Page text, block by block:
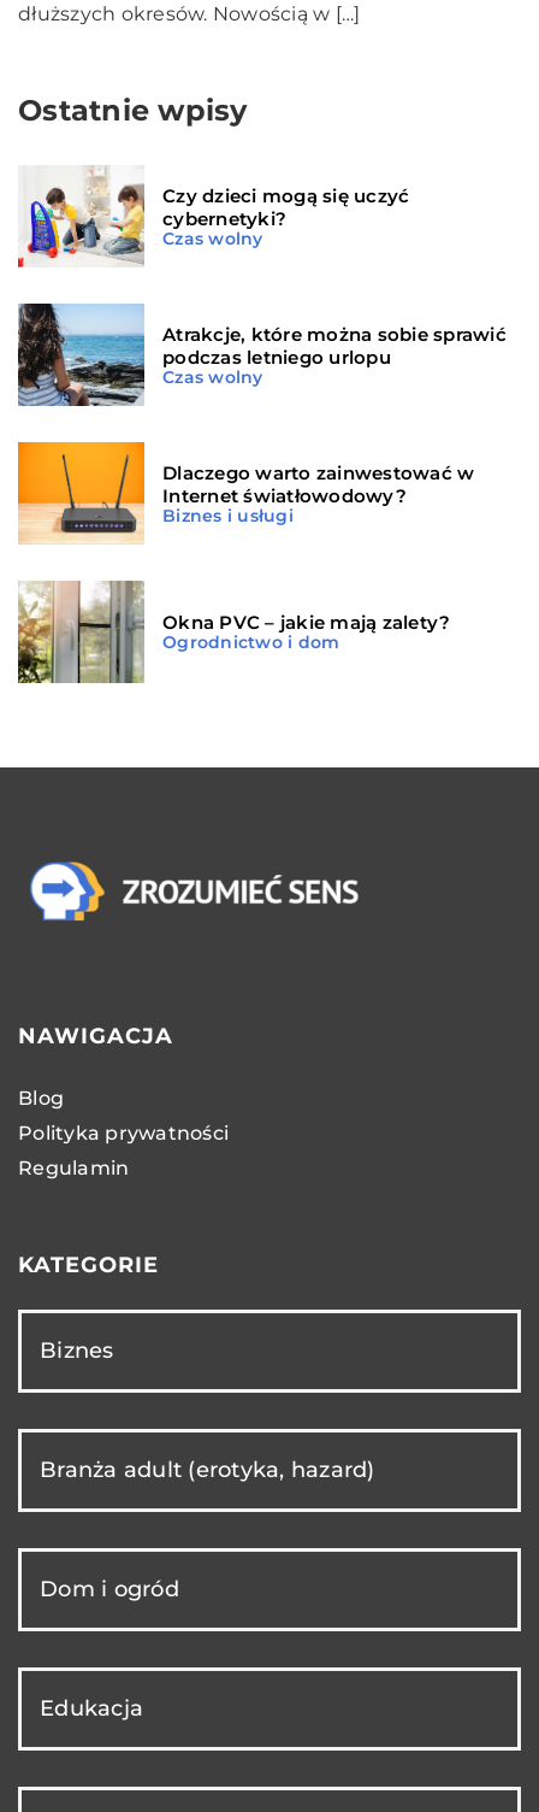
dłuższych okresów. Nowością w […]
Ostatnie wpisy
Czy dzieci mogą się uczyć
cybernetyki?
Czas wolny
Atrakcje, które można sobie sprawić
podczas letniego urlopu
Czas wolny
Dlaczego warto zainwestować w
Internet światłowodowy?
Biznes i usługi
Okna PVC – jakie mają zalety?
Ogrodnictwo i dom
NAWIGACJA
Blog
Polityka prywatności
Regulamin
KATEGORIE
Biznes
Branża adult (erotyka, hazard)
Dom i ogród
Edukacja